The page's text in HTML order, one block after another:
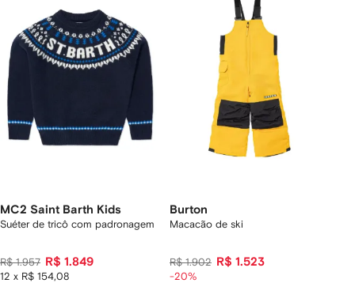
MC2 Saint Barth Kids
Suéter de tricô com padronagem
R$ 1.957 R$ 1.849
12 x R$ 154,08
Burton
Macacão de ski
R$ 1.902 R$ 1.523
-20%